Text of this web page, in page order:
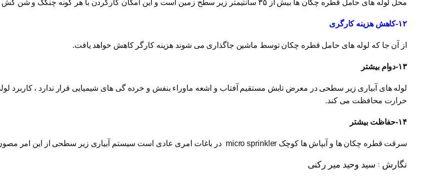
محل لوله های حامل قطره چکان ها بیش از ۳۵ سانتیمتر زیر سطح زمین است و این امکان کارکردن با هر گونه چنگک و شن کش و غلطک را فراهم می سازد.
۱۲-کاهش هزینه کارگری
از آن جا که لوله های حامل قطره چکان توسط ماشین جاگذاری می شوند هزینه کارگر کاهش خواهد یافت.
۱۳-دوام بیشتر
لوله های آبیاری زیر سطحی در معرض تابش مستقیم آفتاب و اشعه ماوراء بنفش و خرده گی های شیمیایی قرار ندارد ، کاربرد
حرارت محافظت می کند.
۱۴-حفاظت بیشتر
سرقت قطره چکان ها و آبپاش ها کوچک micro sprinkler در باغات امری عادی است سیستم آبیاری زیر سطحی از این امر مصون می باشد .
نگارش : سید وحید میر رکنی